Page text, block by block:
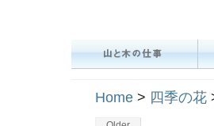
Home > 四季の花